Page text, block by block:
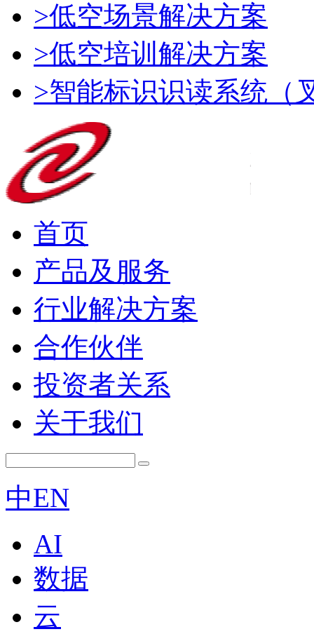
>低空场景解决方案
>低空培训解决方案
>智能标识识读系统（
首页
产品及服务
行业解决方案
合作伙伴
投资者关系
关于我们
中EN
AI
数据
云